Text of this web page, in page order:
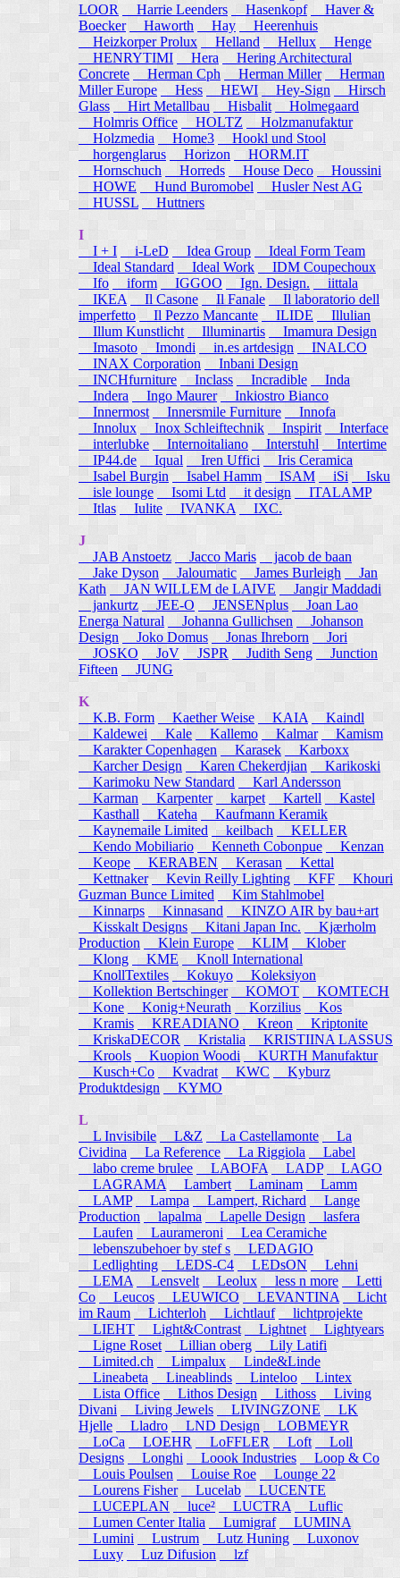
LOOR
Harrie Leenders Hasenkopf
Haver &
Boecker
Haworth Hay
Heerenhuis
Heizkorper Prolux
Helland Hellux
Henge
HENRYTIMI
Hera
Hering Architectural
Concrete
Herman Cph Herman Miller
Herman
Miller Europe
Hess HEWI Hey-Sign
Hirsch
Glass
Hirt Metallbau Hisbalit
Holmegaard
Holmris Office
HOLTZ
Holzmanufaktur
Holzmedia
Home3
Hookl und Stool
horgenglarus
Horizon
HORM.IT
Hornschuch
Horreds House Deco
Houssini
HOWE
Hund Buromobel
Husler Nest AG
HUSSL
Huttners
I
I + I
i-LeD Idea Group
Ideal Form Team
Ideal Standard
Ideal Work
IDM Coupechoux
Ifo
iform IGGOO Ign. Design.
iittala
IKEA
Il Casone Il Fanale
Il laboratorio dell
imperfetto
Il Pezzo Mancante ILIDE
Illulian
Illum Kunstlicht
Illuminartis
Imamura Design
Imasoto
Imondi in.es artdesign
INALCO
INAX Corporation
Inbani Design
INCHfurniture
Inclass Incradible
Inda
Indera
Ingo Maurer
Inkiostro Bianco
Innermost
Innersmile Furniture
Innofa
Innolux
Inox Schleiftechnik Inspirit
Interface
interlubke
Internoitaliano Interstuhl
Intertime
IP44.de
Iqual Iren Uffici
Iris Ceramica
Isabel Burgin
Isabel Hamm ISAM iSi Isku
isle lounge
Isomi Ltd it design
ITALAMP
Itlas
Iulite IVANKA IXC.
J
JAB Anstoetz
Jacco Maris
jacob de baan
Jake Dyson
Jaloumatic James Burleigh
Jan
Kath
JAN WILLEM de LAIVE
Jangir Maddadi
jankurtz JEE-O JENSENplus
Joan Lao
Energa Natural
Johanna Gullichsen
Johanson
Design
Joko Domus Jonas Ihreborn
Jori
JOSKO
JoV JSPR Judith Seng
Junction
Fifteen
JUNG
K
K.B. Form
Kaether Weise KAIA
Kaindl
Kaldewei
Kale Kallemo Kalmar
Kamism
Karakter Copenhagen
Karasek
Karboxx
Karcher Design
Karen Chekerdjian
Karikoski
Karimoku New Standard
Karl Andersson
Karman
Karpenter karpet Kartell
Kastel
Kasthall
Kateha
Kaufmann Keramik
Kaynemaile Limited keilbach
KELLER
Kendo Mobiliario
Kenneth Cobonpue
Kenzan
Keope
KERABEN Kerasan
Kettal
Kettnaker Kevin Reilly Lighting KFF
Khouri
Guzman Bunce Limited
Kim Stahlmobel
Kinnarps
Kinnasand
KINZO AIR by bau+art
Kisskalt Designs
Kitani Japan Inc.
Kjærholm
Production
Klein Europe KLIM
Klober
Klong
KME
Knoll International
KnollTextiles
Kokuyo
Koleksiyon
Kollektion Bertschinger KOMOT
KOMTECH
Kone
Konig+Neurath Korzilius
Kos
Kramis
KREADIANO Kreon
Kriptonite
KriskaDECOR
Kristalia
KRISTIINA LASSUS
Krools
Kuopion Woodi
KURTH Manufaktur
Kusch+Co
Kvadrat KWC
Kyburz
Produktdesign
KYMO
L
L Invisibile
L&Z La Castellamonte
La
Cividina
La Reference La Riggiola
Label
labo creme brulee
LABOFA LADP
LAGO
LAGRAMA
Lambert Laminam
Lamm
LAMP
Lampa Lampert, Richard
Lange
Production
lapalma Lapelle Design
lasfera
Laufen
Laurameroni
Lea Ceramiche
lebenszubehoer by stef s
LEDAGIO
Ledlighting
LEDS-C4 LEDsON
Lehni
LEMA
Lensvelt Leolux less n more
Letti
Co
Leucos LEUWICO LEVANTINA
Licht
im Raum
Lichterloh Lichtlauf lichtprojekte
LIEHT
Light&Contrast Lightnet
Lightyears
Ligne Roset
Lillian oberg
Lily Latifi
Limited.ch
Limpalux
Linde&Linde
Lineabeta
Lineablinds Linteloo
Lintex
Lista Office Lithos Design Lithoss
Living
Divani
Living Jewels LIVINGZONE
LK
Hjelle
Lladro LND Design
LOBMEYR
LoCa
LOEHR LoFFLER Loft
Loll
Designs
Longhi Loook Industries
Loop & Co
Louis Poulsen
Louise Roe
Lounge 22
Lourens Fisher
Lucelab
LUCENTE
LUCEPLAN
luce² LUCTRA
Luflic
Lumen Center Italia
Lumigraf
LUMINA
Lumini
Lustrum Lutz Huning
Luxonov
Luxy
Luz Difusion lzf